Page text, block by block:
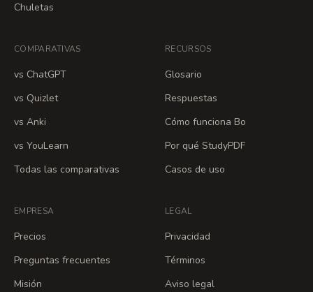
Chuletas
COMPARATIVAS
vs ChatGPT
vs Quizlet
vs Anki
vs YouLearn
Todas las comparativas
RECURSOS
Glosario
Respuestas
Cómo funciona Bo
Por qué StudyPDF
Casos de uso
EMPRESA
Precios
Preguntas frecuentes
Misión
LEGAL
Privacidad
Términos
Aviso legal